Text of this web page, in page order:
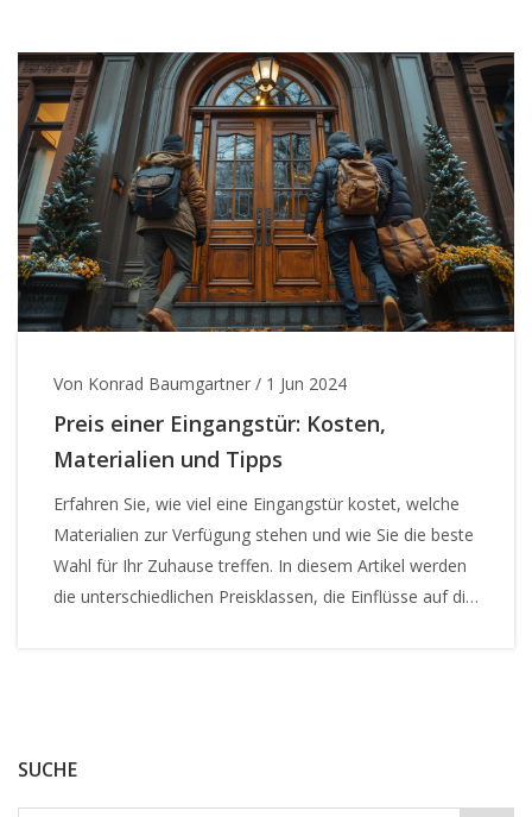
SUCHE
Von Konrad Baumgartner / 1 Jun 2024
Preis einer Eingangstür: Kosten,
Materialien und Tipps
Erfahren Sie, wie viel eine Eingangstür kostet, welche
Materialien zur Verfügung stehen und wie Sie die beste
Wahl für Ihr Zuhause treffen. In diesem Artikel werden
die unterschiedlichen Preisklassen, die Einflüsse auf die